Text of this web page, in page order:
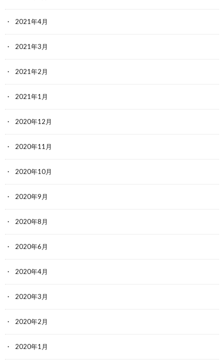
2021年4月
2021年3月
2021年2月
2021年1月
2020年12月
2020年11月
2020年10月
2020年9月
2020年8月
2020年6月
2020年4月
2020年3月
2020年2月
2020年1月